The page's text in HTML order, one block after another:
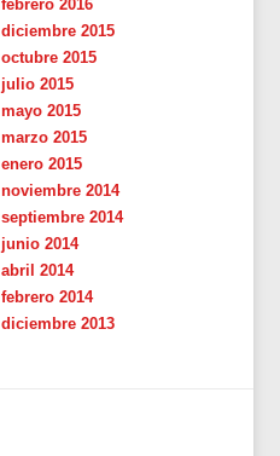
febrero 2016
diciembre 2015
octubre 2015
julio 2015
mayo 2015
marzo 2015
enero 2015
noviembre 2014
septiembre 2014
junio 2014
abril 2014
febrero 2014
diciembre 2013